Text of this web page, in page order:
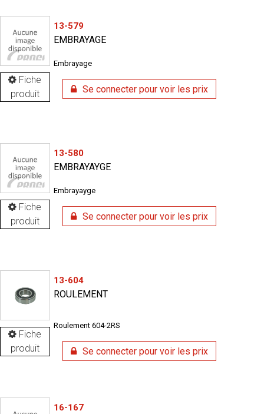
Fiche
produit
13-579
EMBRAYAGE
Embrayage
Se connecter pour voir les prix
Fiche
produit
13-580
EMBRAYAYGE
Embrayayge
Se connecter pour voir les prix
Fiche
produit
13-604
ROULEMENT
Roulement 604-2RS
Se connecter pour voir les prix
16-167